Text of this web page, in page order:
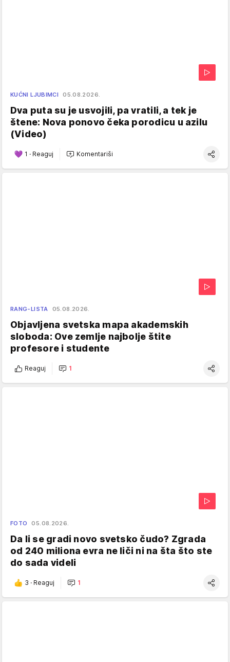
KUĆNI LJUBIMCI 05.08.2026.
Dva puta su je usvojili, pa vratili, a tek je
štene: Nova ponovo čeka porodicu u azilu
(Video)
1 · Reaguj Komentariši
RANG-LISTA 05.08.2026.
Objavljena svetska mapa akademskih
sloboda: Ove zemlje najbolje štite
profesore i studente
Reaguj 1
FOTO 05.08.2026.
Da li se gradi novo svetsko čudo? Zgrada
od 240 miliona evra ne liči ni na šta što ste
do sada videli
3 · Reaguj 1